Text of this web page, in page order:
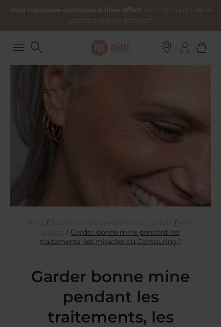
Duo repousse-cuticules & lime offert dès 2 produits de la
gamme ongles achetés*
Blog / Soin du corps pendant mon cancer / Mon
visage / Garder bonne mine pendant les
traitements, les miracles du Contouring !
Garder bonne mine
pendant les
traitements, les